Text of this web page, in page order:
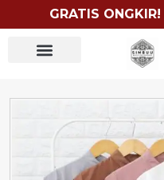
GRATIS ONGKIR!